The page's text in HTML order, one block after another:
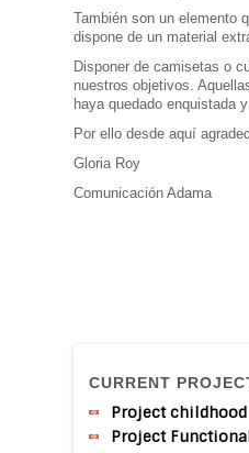
También son un elemento
dispone de un material
Disponer de camisetas o
nuestros objetivos.
haya quedado enquistada
Por ello desde aquí
Gloria Roy
Comunicación Adama
CURRENT
Project childhood
Project